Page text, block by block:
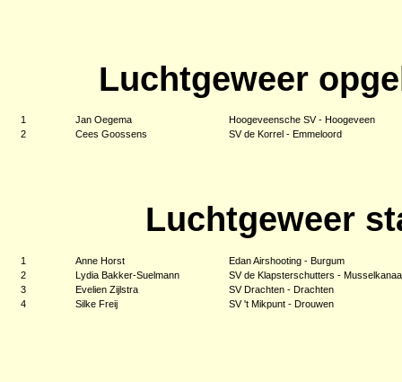
Luchtgeweer
1 Jan Oegema
Hoogeveensche SV - Hoogeveen
2
Cees Goossens SV de Korrel - Emmeloord
Luchtgeweer
1 Anne Horst
Edan Airshooting - Burgum
2
Lydia Bakker-Suelmann
SV de Klapsterschutters -
3
Evelien Zijlstra
SV Drachten - Drachten
4
Silke Freij SV 't Mikpunt - Drouwen